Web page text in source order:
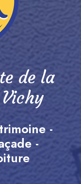
de la
-
-